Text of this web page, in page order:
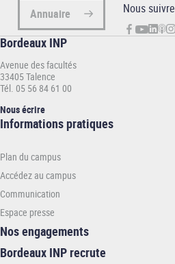
Annuaire Nous suivre
Bordeaux INP
Avenue des facultés
33405 Talence
Tél. 05 56 84 61 00
Nous écrire
Informations
INP
Informations pratiques
Plan du campus
Accédez au campus
Communication
Espace presse
Nos engagements
Bordeaux INP recrute